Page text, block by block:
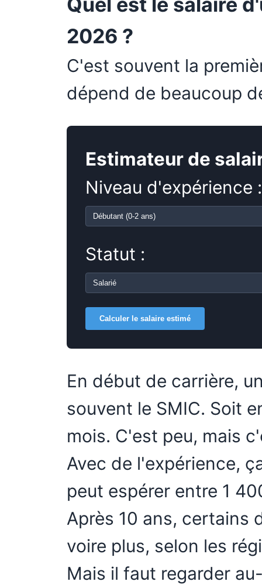
2026 ?
C'est souvent la
dépend de beaucoup
Estimateur de
Niveau d'expérience :
Statut :
Calculer le salaire estimé
En début de carrière,
souvent le SMIC. Soit
mois. C'est peu, mais
Avec de l'expérience,
peut espérer entre 1
Après 10 ans, certains
voire plus, selon les
Mais il faut regarder